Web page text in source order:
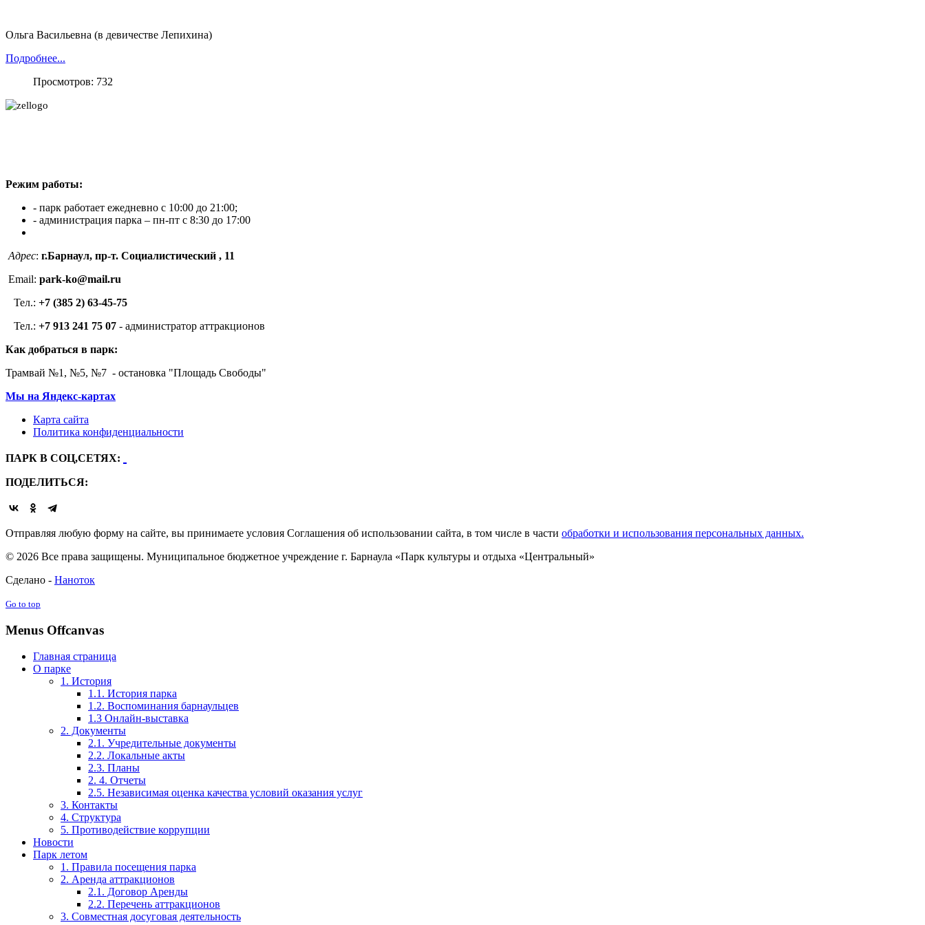
Ольга Васильевна (в девичестве Лепихина)
Подробнее...
Просмотров: 732
Режим работы:
- парк работает ежедневно с 10:00 до 21:00;
- администрация парка – пн-пт с 8:30 до 17:00
Адрес: г.Барнаул, пр-т. Социалистический , 11
Email: park-ko@mail.ru
Тел.: +7 (385 2) 63-45-75
Тел.: +7 913 241 75 07 - администратор аттракционов
Как добраться в парк:
Трамвай №1, №5, №7 - остановка "Площадь Свободы"
Мы на Яндекс-картах
Карта сайта
Политика конфиденциальности
ПАРК В СОЦ,СЕТЯХ:
ПОДЕЛИТЬСЯ:
Отправляя любую форму на сайте, вы принимаете условия Соглашения об использовании сайта, в том числе в части обработки и использования персональных данных.
© 2026 Все права защищены. Муниципальное бюджетное учреждение г. Барнаула «Парк культуры и отдыха «Центральный»
Сделано - Наноток
Go to top
Menus Offcanvas
Главная страница
О парке
1. История
1.1. История парка
1.2. Воспоминания барнаульцев
1.3 Онлайн-выставка
2. Документы
2.1. Учредительные документы
2.2. Локальные акты
2.3. Планы
2. 4. Отчеты
2.5. Независимая оценка качества условий оказания услуг
3. Контакты
4. Структура
5. Противодействие коррупции
Новости
Парк летом
1. Правила посещения парка
2. Аренда аттракционов
2.1. Договор Аренды
2.2. Перечень аттракционов
3. Совместная досуговая деятельность